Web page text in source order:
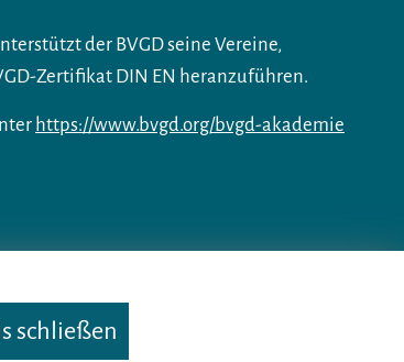
der BVGD seine Vereine,
Zertifikat DIN EN heranzuführen.
https://www.bvgd.org/bvgd-akademie
schließen